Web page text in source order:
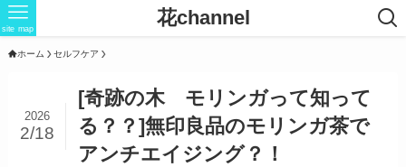
花channel
site map
ホーム セルフケア
[奇跡の木 モリンガって知って
る？？]無印良品のモリンガ茶で
アンチエイジング？！
2026
2/18